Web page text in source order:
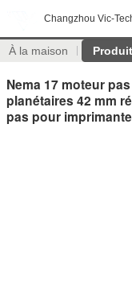
Changzhou Vic-
À la maison
Nema 17 moteur
planétaires 42 mm
pas pour